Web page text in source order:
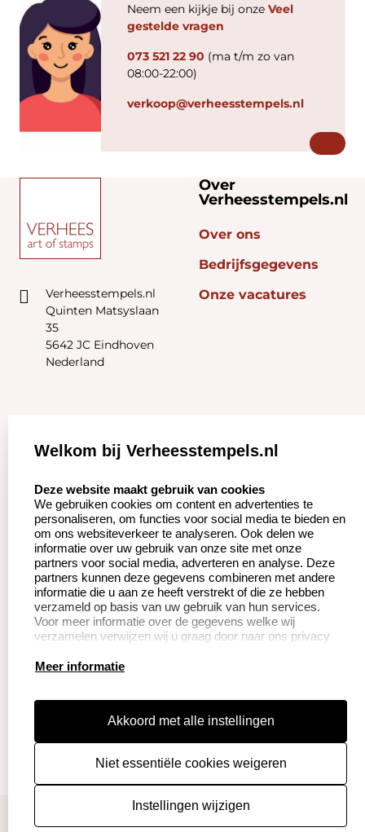
Neem een kijkje bij onze Veel
gestelde vragen
073 521 22 90 (ma t/m zo van
08:00-22:00)
verkoop@verheesstempels.nl
Verheesstempels.nl
Quinten Matsyslaan
35
5642 JC Eindhoven
Nederland
Over
Verheesstempels.nl
Over ons
Bedrijfsgegevens
Onze vacatures
Zakelijk:
Betaling &
Verzending
Wederverkoper
worden
Klantenservice:
Veel gestelde vragen
Herroepingsrecht
Retourneren
Productinformatie:
Instructie voor
Safety Sheets
algemene voorwaarden
disclaimer
Cookies resetten
Welkom bij Verheesstempels.nl
Deze website maakt gebruik van cookies
We gebruiken cookies om content en advertenties te
personaliseren, om functies voor social media te bieden en
om ons websiteverkeer te analyseren. Ook delen we
informatie over uw gebruik van onze site met onze
partners voor social media, adverteren en analyse. Deze
partners kunnen deze gegevens combineren met andere
informatie die u aan ze heeft verstrekt of die ze hebben
verzameld op basis van uw gebruik van hun services.
Voor meer informatie over de gegevens welke wij
verzamelen verwijzen wij u graag door naar ons privacy
Meer informatie
Akkoord met alle instellingen
Niet essentiële cookies weigeren
Instellingen wijzigen